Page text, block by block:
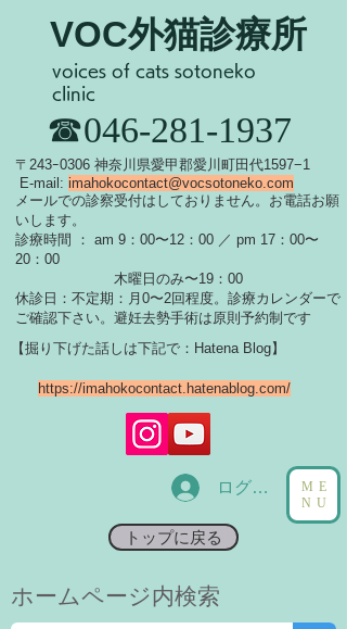
VOC外猫診療所
​☎046-281-1937
​〒243ｰ0306 神奈川県愛甲郡愛川町田代1597−1
E-mail: imahokocontact@vocsotoneko.com
​メールでの診察受付はしておりません。お電話お願
いします。
診療時間 ： am 9：00〜12：00 ／ pm 17：00〜
20：00
木曜日のみ〜19：00
休診日：不定期：月0〜2回程度。診療カレンダーで
ご確認下さい。 ​避妊去勢手術は原則予約制です
voices of cats sotoneko
clinic
ログイン
トップに戻る
ME
NU
https://imahokocontact.hatenablog.com/
【掘り下げた話しは下記で：Hatena Blog】
​ホームページ内検索